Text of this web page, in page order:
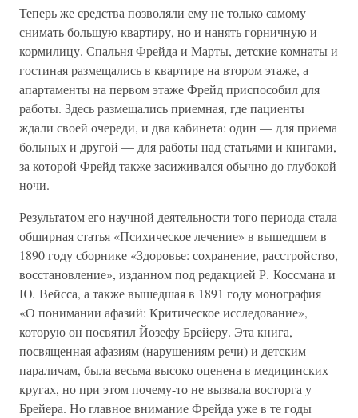
Теперь же средства позволяли ему не только самому
снимать большую квартиру, но и нанять горничную и
кормилицу. Спальня Фрейда и Марты, детские комнаты и
гостиная размещались в квартире на втором этаже, а
апартаменты на первом этаже Фрейд приспособил для
работы. Здесь размещались приемная, где пациенты
ждали своей очереди, и два кабинета: один — для приема
больных и другой — для работы над статьями и книгами,
за которой Фрейд также засиживался обычно до глубокой
ночи.
Результатом его научной деятельности того периода стала
обширная статья «Психическое лечение» в вышедшем в
1890 году сборнике «Здоровье: сохранение, расстройство,
восстановление», изданном под редакцией Р. Коссмана и
Ю. Вейсса, а также вышедшая в 1891 году монография
«О понимании афазий: Критическое исследование»,
которую он посвятил Йозефу Брейеру. Эта книга,
посвященная афазиям (нарушениям речи) и детским
параличам, была весьма высоко оценена в медицинских
кругах, но при этом почему-то не вызвала восторга у
Брейера. Но главное внимание Фрейда уже в те годы